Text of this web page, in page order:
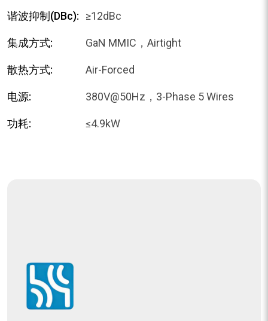
谐波抑制(dBc): ≥12dBc
集成方式: GaN MMIC，Airtight
散热方式: Air-Forced
电源: 380V@50Hz，3-Phase 5 Wires
功耗: ≤4.9kW